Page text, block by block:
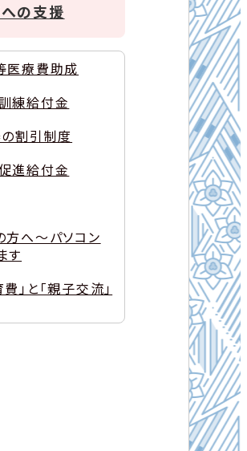
の支援
医療費助成
練給付金
割引制度
進給付金
方へ～パソコン
す
」と「親子交流」